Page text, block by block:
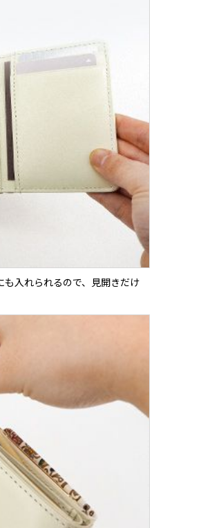
入れられるので、見開きだけ